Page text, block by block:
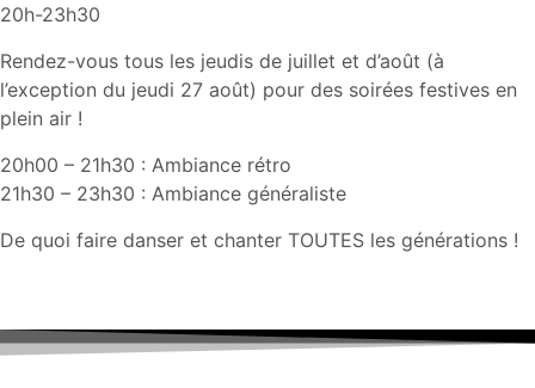
20h-23h30
Rendez-vous tous les jeudis de juillet et d’août (à
l’exception du jeudi 27 août) pour des soirées festives en
plein air !
20h00 – 21h30 : Ambiance rétro
21h30 – 23h30 : Ambiance généraliste
De quoi faire danser et chanter TOUTES les générations !